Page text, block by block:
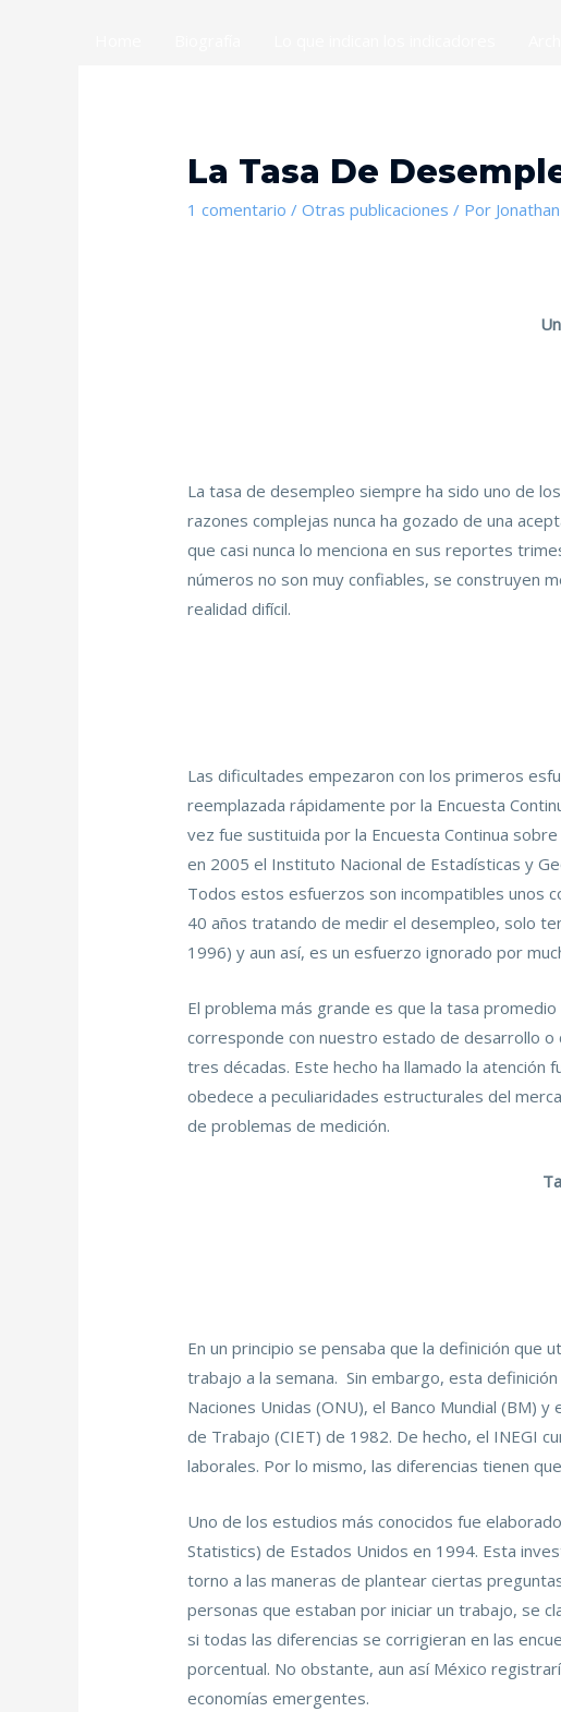
La Tasa De
1 comentario /Otras publicaciones / Por
Por
La tasa de desempleo siempre ha sido uno de
razones complejas nunca ha gozado de una
que casi nunca lo menciona en sus reportes
números no son muy confiables, se construyen
realidad difícil.
Las dificultades empezaron con los primeros
reemplazada rápidamente por la Encuesta
vez fue sustituida por la Encuesta Continua
en 2005 el Instituto Nacional de Estadísticas y
Todos estos esfuerzos son incompatibles unos
40 años tratando de medir el desempleo, solo
1996) y aun así, es un esfuerzo ignorado por
El problema más grande es que la tasa
corresponde con nuestro estado de desarrollo o
tres décadas. Este hecho ha llamado la
obedece a peculiaridades estructurales del
de problemas de medición.
En un principio se pensaba que la definición que
trabajo a la semana. Sin embargo, esta
Naciones Unidas (ONU), el Banco Mundial (BM)
de Trabajo (CIET) de 1982. De hecho, el INEGI
laborales. Por lo mismo, las diferencias tienen
Uno de los estudios más conocidos fue
Statistics) de Estados Unidos en 1994. Esta
torno a las maneras de plantear ciertas
personas que estaban por iniciar un trabajo, se
si todas las diferencias se corrigieran en las
porcentual. No obstante, aun así México
economías emergentes.